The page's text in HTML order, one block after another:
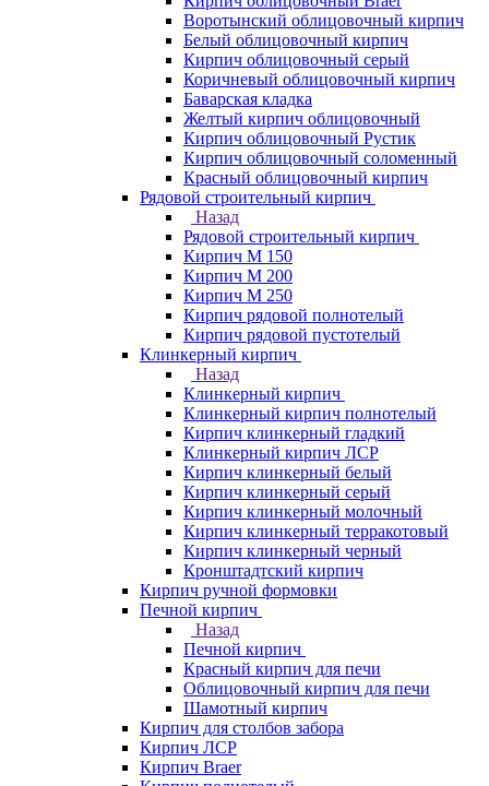
Воротынский облицовочный кирпич
Белый облицовочный кирпич
Кирпич облицовочный серый
Коричневый облицовочный кирпич
Баварская кладка
Желтый кирпич облицовочный
Кирпич облицовочный Рустик
Кирпич облицовочный соломенный
Красный облицовочный кирпич
Рядовой строительный кирпич
Назад
Рядовой строительный кирпич
Кирпич М 150
Кирпич М 200
Кирпич М 250
Кирпич рядовой полнотелый
Кирпич рядовой пустотелый
Клинкерный кирпич
Назад
Клинкерный кирпич
Клинкерный кирпич полнотелый
Кирпич клинкерный гладкий
Клинкерный кирпич ЛСР
Кирпич клинкерный белый
Кирпич клинкерный серый
Кирпич клинкерный молочный
Кирпич клинкерный терракотовый
Кирпич клинкерный черный
Кронштадтский кирпич
Кирпич ручной формовки
Печной кирпич
Назад
Печной кирпич
Красный кирпич для печи
Облицовочный кирпич для печи
Шамотный кирпич
Кирпич для столбов забора
Кирпич ЛСР
Кирпич Braer